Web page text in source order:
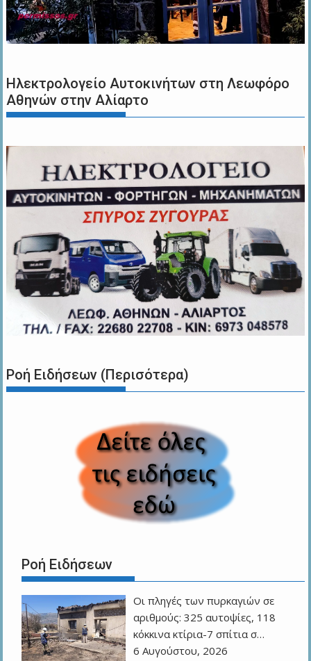
Ηλεκτρολογείο Αυτοκινήτων στη Λεωφόρο
Αθηνών στην Αλίαρτο
Ροή Ειδήσεων (Περισότερα)
Ροή Ειδήσεων
Οι πληγές των πυρκαγιών σε
αριθμούς: 325 αυτοψίες, 118
κόκκινα κτίρια-7 σπίτια σ…
6 Αυγούστου, 2026